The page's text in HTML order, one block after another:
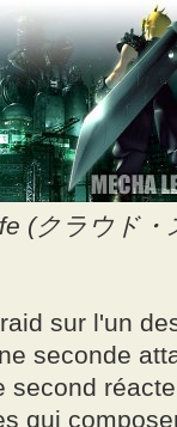
(クラウド・
sur l'un
seconde
second
qui